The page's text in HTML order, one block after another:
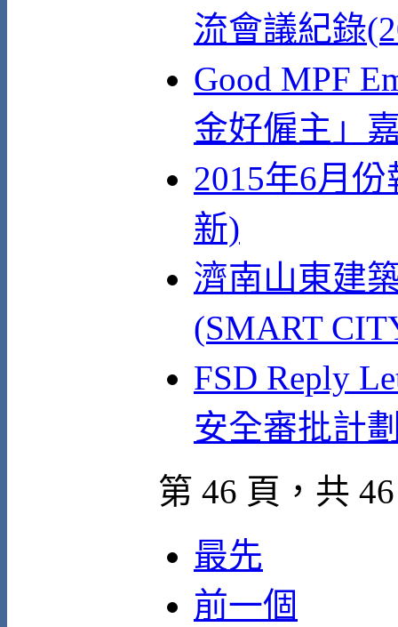
流會議紀錄
Good MPF
金好僱主」
2015年6月
新)
濟南山東建
(SMART
FSD Reply
安全審批計
第 46 頁，共
最先
前一個